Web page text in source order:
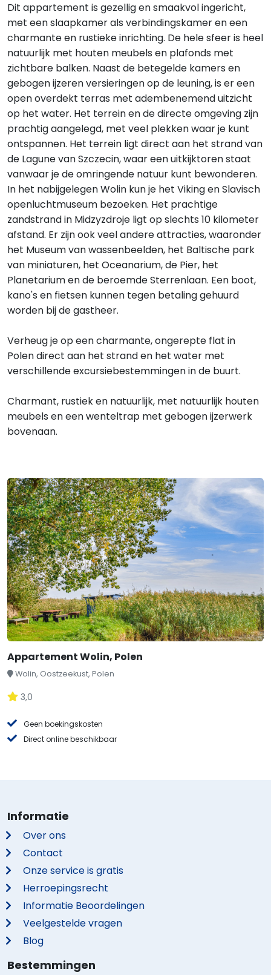
Dit appartement is gezellig en smaakvol ingericht,
met een slaapkamer als verbindingskamer en een
charmante en rustieke inrichting. De hele sfeer is heel
natuurlijk met houten meubels en plafonds met
zichtbare balken. Naast de betegelde kamers en
gebogen ijzeren versieringen op de leuning, is er een
open overdekt terras met adembenemend uitzicht
op het water. Het terrein en de directe omgeving zijn
prachtig aangelegd, met veel plekken waar je kunt
ontspannen. Het terrein ligt direct aan het strand van
de Lagune van Szczecin, waar een uitkijktoren staat
vanwaar je de omringende natuur kunt bewonderen.
In het nabijgelegen Wolin kun je het Viking en Slavisch
openluchtmuseum bezoeken. Het prachtige
zandstrand in Midzyzdroje ligt op slechts 10 kilometer
afstand. Er zijn ook veel andere attracties, waaronder
het Museum van wassenbeelden, het Baltische park
van miniaturen, het Oceanarium, de Pier, het
Planetarium en de beroemde Sterrenlaan. Een boot,
kano's en fietsen kunnen tegen betaling gehuurd
worden bij de gastheer.
Verheug je op een charmante, ongerepte flat in
Polen direct aan het strand en het water met
verschillende excursiebestemmingen in de buurt.
Charmant, rustiek en natuurlijk, met natuurlijk houten
meubels en een wenteltrap met gebogen ijzerwerk
bovenaan.
Appartement Wolin, Polen
Wolin, Oostzeekust, Polen
3,0
Geen boekingskosten
Direct online beschikbaar
Informatie
Over ons
Contact
Onze service is gratis
Herroepingsrecht
Informatie Beoordelingen
Veelgestelde vragen
Blog
Bestemmingen